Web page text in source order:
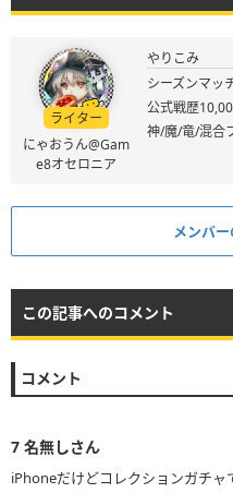
ライター
にゃおうん@Gam
e8オセロニア
やりこみ
シーズンマッ
公式戦歴
神/魔/竜/混合
メンバ
この記事へのコメント
コメント
7 名無しさん
iPhoneだけどコレクションガチャ